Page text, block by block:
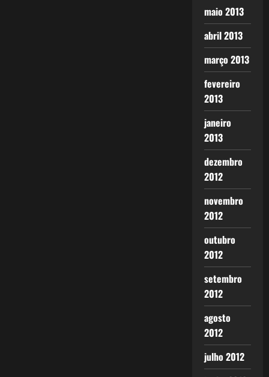
maio 2013
abril 2013
março 2013
fevereiro
2013
janeiro
2013
dezembro
2012
novembro
2012
outubro
2012
setembro
2012
agosto
2012
julho 2012